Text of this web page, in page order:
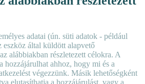
adatai (ún. süti adatok - például
eszköz által küldött alapvető
alábbiakban részletezett célokra. A
hozzájárulhat ahhoz, hogy mi és a
végezzünk. Másik lehetőségként
elutasíthatja a hozzájárulást, vagy a